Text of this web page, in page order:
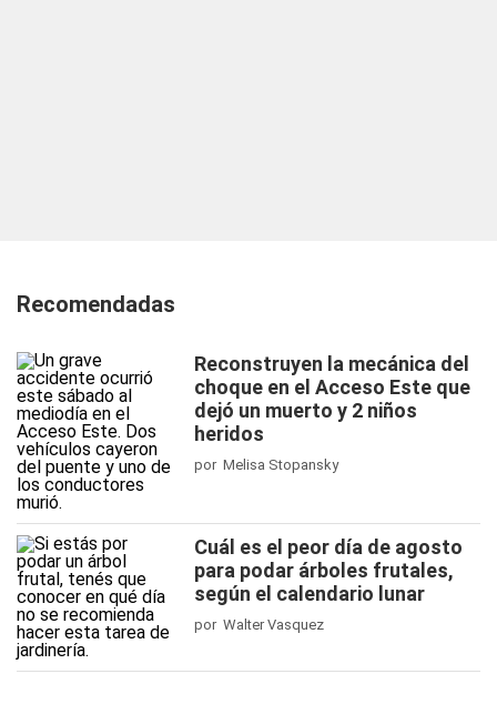
Recomendadas
Reconstruyen la mecánica del
choque en el Acceso Este que
dejó un muerto y 2 niños
heridos
por Melisa Stopansky
Cuál es el peor día de agosto
para podar árboles frutales,
según el calendario lunar
por Walter Vasquez